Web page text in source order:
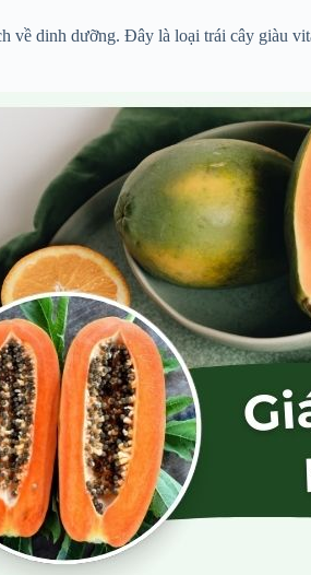
dinh dưỡng. Đây là loại trái cây giàu